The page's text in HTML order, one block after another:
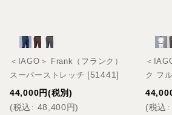
＜IAGO＞ Frank（フランク）
スーパーストレッチ [51441]
44,000円(税別)
(税込 : 48,400円)
＜
ク フル
(税込 :